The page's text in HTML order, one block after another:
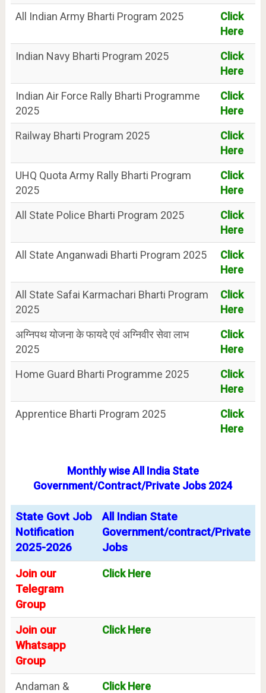
All Indian Army Bharti Program 2025
Click
Here
Indian Navy Bharti Program 2025
Click
Here
Indian Air Force Rally Bharti Programme
2025
Click
Here
Railway Bharti Program 2025
Click
Here
UHQ Quota Army Rally Bharti Program
2025
Click
Here
All State Police Bharti Program 2025
Click
Here
All State Anganwadi Bharti Program 2025
Click
Here
All State Safai Karmachari Bharti Program
2025
Click
Here
अग्निपथ योजना के फायदे एवं अग्निवीर सेवा लाभ
2025
Click
Here
Home Guard Bharti Programme 2025
Click
Here
Apprentice Bharti Program 2025
Click
Here
Monthly wise All India State
Government/Contract/Private Jobs 2024
State Govt Job
Notification
2025-2026
All Indian State
Government/contract/Private
Jobs
Join our
Telegram
Group
Click Here
Join our
Whatsapp
Group
Click Here
Andaman &
Click Here